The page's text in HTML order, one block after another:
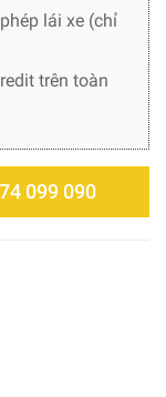
lái xe (chỉ
trên toàn
099 090